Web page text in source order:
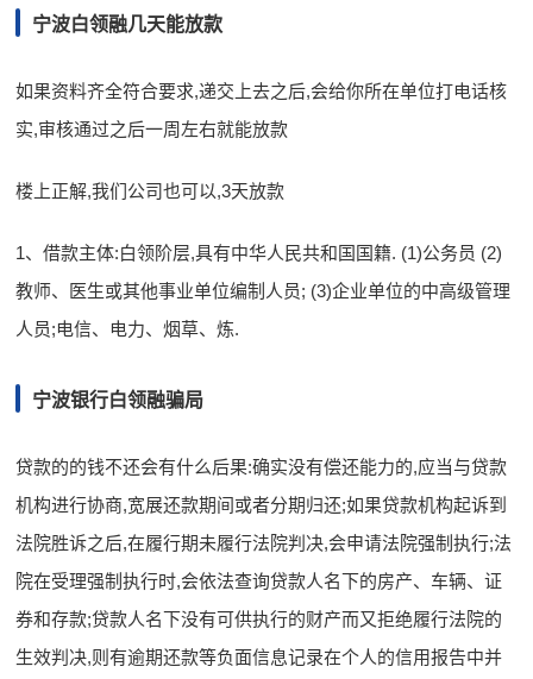
宁波白领融几天能放款
如果资料齐全符合要求,递交上去之后,会给你所在单位打电话核
实,审核通过之后一周左右就能放款
楼上正解,我们公司也可以,3天放款
1、借款主体:白领阶层,具有中华人民共和国国籍. (1)公务员 (2)
教师、医生或其他事业单位编制人员; (3)企业单位的中高级管理
人员;电信、电力、烟草、炼.
宁波银行白领融骗局
贷款的的钱不还会有什么后果:确实没有偿还能力的,应当与贷款
机构进行协商,宽展还款期间或者分期归还;如果贷款机构起诉到
法院胜诉之后,在履行期未履行法院判决,会申请法院强制执行;法
院在受理强制执行时,会依法查询贷款人名下的房产、车辆、证
券和存款;贷款人名下没有可供执行的财产而又拒绝履行法院的
生效判决,则有逾期还款等负面信息记录在个人的信用报告中并